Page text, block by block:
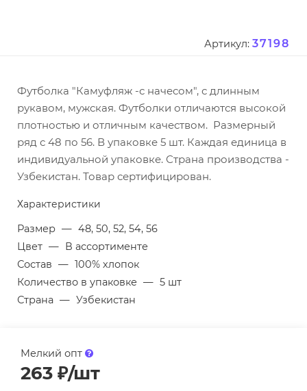
Артикул: 37198
Футболка "Камуфляж -с начесом", с длинным
рукавом, мужская. Футболки отличаются высокой
плотностью и отличным качеством. Размерный
ряд с 48 по 56. В упаковке 5 шт. Каждая единица в
индивидуальной упаковке. Страна производства -
Узбекистан. Товар сертифицирован.
Характеристики
Размер — 48, 50, 52, 54, 56
Цвет — В ассортименте
Состав — 100% хлопок
Количество в упаковке — 5 шт
Страна — Узбекистан
Мелкий опт
263 ₽/шт